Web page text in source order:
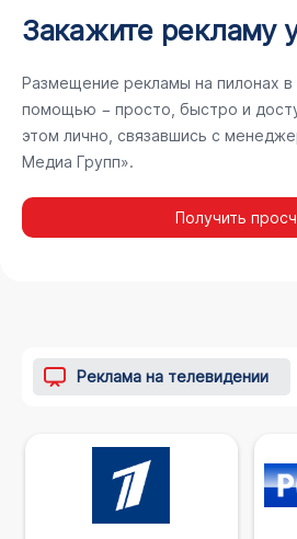
Закажите рекламу
Размещение рекламы на пилонах в
помощью − просто, быстро и
этом лично, связавшись с
Медиа Групп».
Получить
Реклама на телевидении